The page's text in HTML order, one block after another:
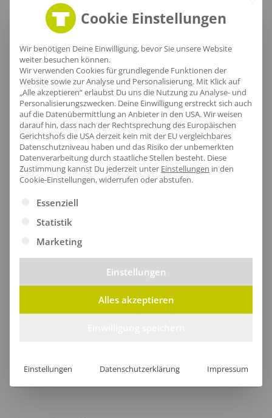
Stilvoller Saum
Der Saum dieses klassischen Hemdes kombiniert
feminine Eleganz mit einem zeitlosen Design. Das
hochwertige Polyester und das Saumende verleihen
Ihnen ein selbstbewusstes Auftreten, das in keiner
Garderobe fehlen sollte.
Größentabelle
Cookie Einstellungen
Wir benötigen Deine Einwilligung, bevor Sie unsere Website
weiter besuchen können.
Wir verwenden Cookies für grundlegende Funktionen der
Website sowie zur Analyse und Personalisierung. Mit Klick auf
„Alle akzeptieren“ erlaubst Du uns die Nutzung zu Analyse- und
Personalisierungszwecken. Deine Einwilligung erstreckt sich auch
auf die Datenübermittlung an Anbieter in den USA. Wir weisen
darauf hin, dass nach der Rechtsprechung des Europäischen
Gerichtshofs die USA derzeit kein mit der EU vergleichbares
Datenschutzniveau haben und das Risiko der unbemerkten
Datenverarbeitung durch staatliche Stellen besteht. Diese
Zustimmung kannst Du jederzeit unter Einstellungen in den
Cookie-Einstellungen, widerrufen oder abstufen.
Es folgt eine Liste der Service-Gruppen, für die eine
Essenziell
Statistik
Marketing
Einstellungen
Alles akzeptieren
Einstellungen Datenschutzerklärung Impressum